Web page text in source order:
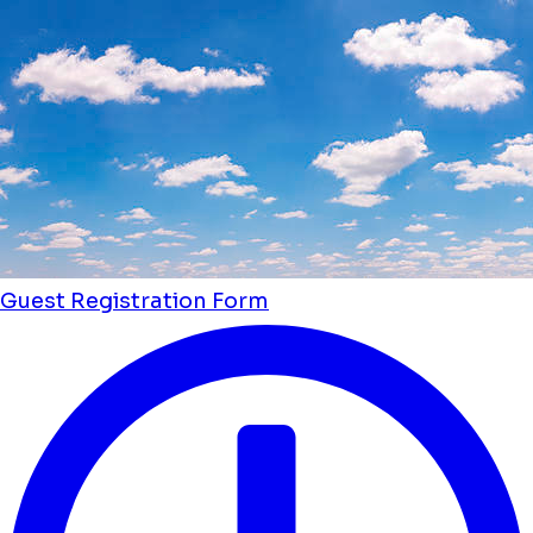
Guest Registration Form